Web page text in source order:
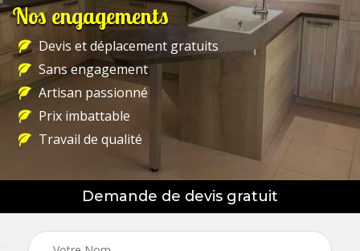
Nos engagements
Devis et déplacement gratuits
Sans engagement
Artisan passionné
Prix imbattable
Travail de qualité
Demande de devis gratuit